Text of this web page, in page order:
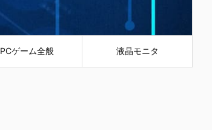
PCゲーム全般 液晶モニタ